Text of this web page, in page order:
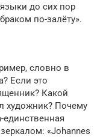
до сих пор
по-залёту».
словно в
Если это
Какой
художник? Почему
единственная
«Johannes